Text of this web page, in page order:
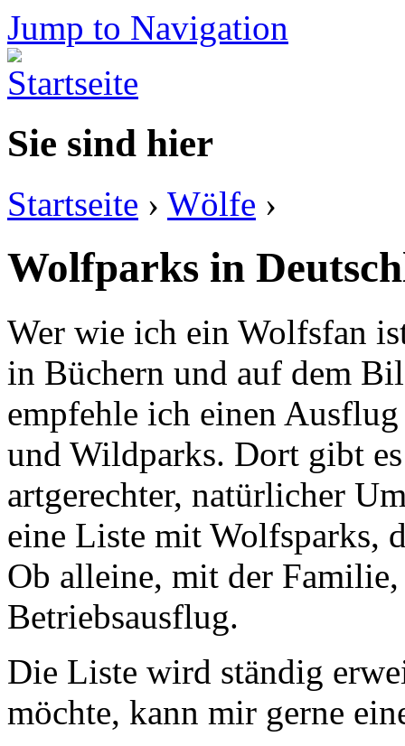
Jump to Navigation
Sie sind hier
Startseite › Wölfe ›
Wolfparks in
Wer wie ich ein Wolfsfan
in Büchern und auf dem
empfehle ich einen
und Wildparks. Dort gibt
artgerechter, natürlicher
eine Liste mit Wolfsparks,
Ob alleine, mit der
Betriebsausflug.
Die Liste wird ständig
möchte, kann mir gerne